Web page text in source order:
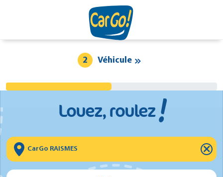
2 Véhicule
Louez, roulez!
⨯